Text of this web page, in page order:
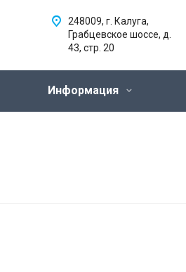
248009, г. Калуга,
Грабцевское шоссе, д.
43, стр. 20
Информация